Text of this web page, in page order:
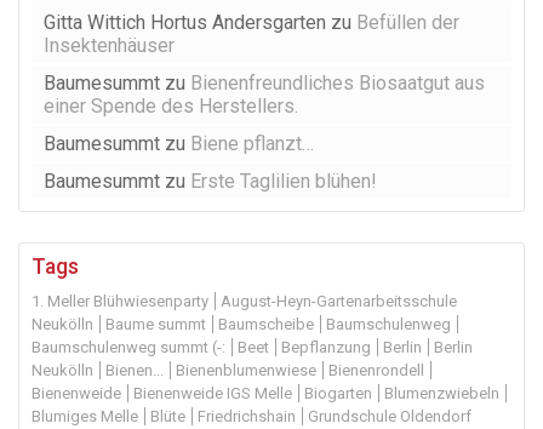
Gitta Wittich Hortus Andersgarten zu Befüllen der
Insektenhäuser
Baumesummt zu Bienenfreundliches Biosaatgut aus
einer Spende des Herstellers.
Baumesummt zu Biene pflanzt…
Baumesummt zu Erste Taglilien blühen!
Tags
1. Meller Blühwiesenparty
August-Heyn-Gartenarbeitsschule
Neukölln
Baume summt Baumscheibe
Baumschulenweg
Baumschulenweg summt (-:
Beet Bepflanzung Berlin
Berlin
Neukölln
Bienen... Bienenblumenwiese
Bienenrondell
Bienenweide
Bienenweide IGS Melle Biogarten
Blumenzwiebeln
Blumiges Melle
Blüte Friedrichshain
Grundschule Oldendorf